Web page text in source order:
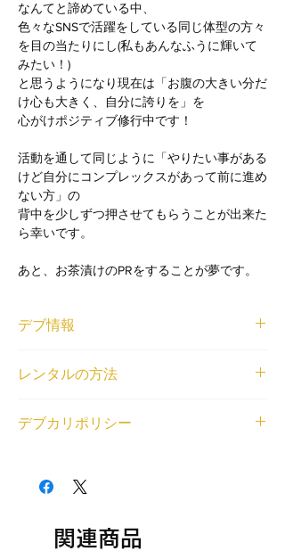
なんてと諦めている中、
色々なSNSで活躍をしている同じ体型の方々
を目の当たりにし(私もあんなふうに輝いて
みたい！)
と思うようになり現在は「お腹の大きい分だ
け心も大きく、自分に誇りを」を
心がけポジティブ修行中です！
活動を通して同じように「やりたい事がある
けど自分にコンプレックスがあって前に進め
ない方」の
背中を少しずつ押させてもらうことが出来た
ら幸いです。
あと、お茶漬けのPRをすることが夢です。
デブ情報
ゆぴてり
167.2cm/100kg
登録エリア
亀有駅、綾瀬駅、北千住駅
相談・雑談, オンラインレンタル（全国対
応）, 同行・付き添い, メディアへの顔だし,
レンタルの方法
借りたいデブが見つかったら、
または
い。デブとの匿名LINEチャットの場をご用
問い合わせフォームから、ご利用内容とデブ
デブカリポリシー
ブの往復交通費とレンタル中に料金（飲食費
の分もご負担ください。
以下の目的のレンタルはできません。
関連商品